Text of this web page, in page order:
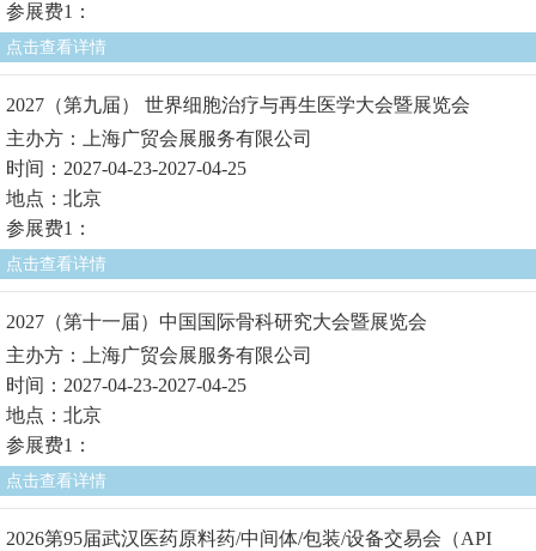
参展费1：
点击查看详情
2027（第九届） 世界细胞治疗与再生医学大会暨展览会
主办方：上海广贸会展服务有限公司
时间：2027-04-23-2027-04-25
地点：北京
参展费1：
点击查看详情
2027（第十一届）中国国际骨科研究大会暨展览会
主办方：上海广贸会展服务有限公司
时间：2027-04-23-2027-04-25
地点：北京
参展费1：
点击查看详情
2026第95届武汉医药原料药/中间体/包装/设备交易会（API